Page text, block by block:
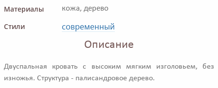
Материалы кожа, дерево
Стили современный
Описание
Двуспальная кровать с высоким мягким изголовьем, без
изножья. Структура - палисандровое дерево.